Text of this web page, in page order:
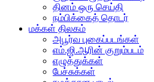
தினம் ஒரு செய்தி
நம்பிக்கைத் தொடர்
மக்கள் திலகம்
அபூர்வ புகைப்படங்கள்
எம்.ஜி.ஆரின் குறும்படம்
எழுத்துக்கள்
பேச்சுக்கள்